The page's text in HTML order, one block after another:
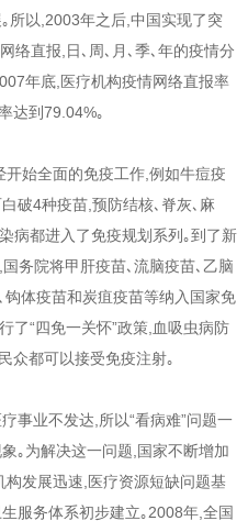
所以,2003年之后,中国实现了突
络直报,日､周､月､季､年的疫情分
年底,医疗机构疫情网络直报率
率达到79.04%｡
始全面的免疫工作,例如牛痘疫
破4种疫苗,预防结核､脊灰､麻
病都进入了免疫规划系列｡到了新
务院将甲肝疫苗､流脑疫苗､乙脑
体疫苗和炭疽疫苗等纳入国家免
了“四免一关怀”政策,血吸虫病防
众都可以接受免疫注射｡
业不发达,所以“看病难”问题一
｡为解决这一问题,国家不断增加
发展迅速,医疗资源短缺问题基
服务体系初步建立｡2008年,全国